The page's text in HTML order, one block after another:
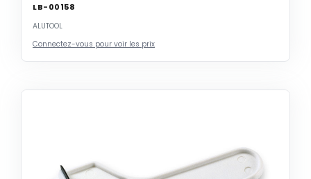
LB-00158
ALUTOOL
Connectez-vous pour voir les prix